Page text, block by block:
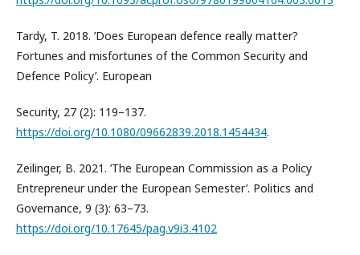
Tardy, T. 2018. ’Does European defence really matter?
Fortunes and misfortunes of the Common Security and
Defence Policy’. European
Security, 27 (2): 119–137.
https://doi.org/10.1080/09662839.2018.1454434.
Zeilinger, B. 2021. ’The European Commission as a Policy
Entrepreneur under the European Semester’. Politics and
Governance, 9 (3): 63–73.
https://doi.org/10.17645/pag.v9i3.4102